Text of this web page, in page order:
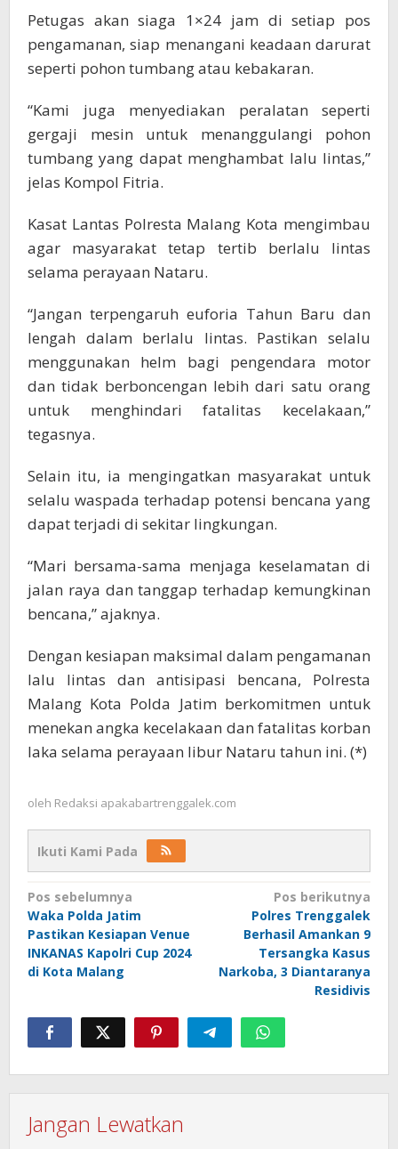
Petugas akan siaga 1×24 jam di setiap pos
pengamanan, siap menangani keadaan darurat
seperti pohon tumbang atau kebakaran.
“Kami juga menyediakan peralatan seperti
gergaji mesin untuk menanggulangi pohon
tumbang yang dapat menghambat lalu lintas,”
jelas Kompol Fitria.
Kasat Lantas Polresta Malang Kota mengimbau
agar masyarakat tetap tertib berlalu lintas
selama perayaan Nataru.
“Jangan terpengaruh euforia Tahun Baru dan
lengah dalam berlalu lintas. Pastikan selalu
menggunakan helm bagi pengendara motor
dan tidak berboncengan lebih dari satu orang
untuk menghindari fatalitas kecelakaan,”
tegasnya.
Selain itu, ia mengingatkan masyarakat untuk
selalu waspada terhadap potensi bencana yang
dapat terjadi di sekitar lingkungan.
“Mari bersama-sama menjaga keselamatan di
jalan raya dan tanggap terhadap kemungkinan
bencana,” ajaknya.
Dengan kesiapan maksimal dalam pengamanan
lalu lintas dan antisipasi bencana, Polresta
Malang Kota Polda Jatim berkomitmen untuk
menekan angka kecelakaan dan fatalitas korban
laka selama perayaan libur Nataru tahun ini. (*)
oleh Redaksi apakabartrenggalek.com
Ikuti Kami Pada
Navigasi
pos
Pos sebelumnya
Waka Polda Jatim
Pastikan Kesiapan Venue
INKANAS Kapolri Cup 2024
di Kota Malang
Pos berikutnya
Polres Trenggalek
Berhasil Amankan 9
Tersangka Kasus
Narkoba, 3 Diantaranya
Residivis
Jangan Lewatkan